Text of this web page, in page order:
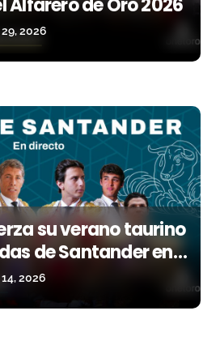
Alfarero de Oro 2026
2026
su verano taurino
de Santander en
2026